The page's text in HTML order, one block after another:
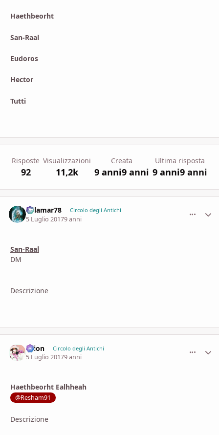
Haethbeorht
San-Raal
Eudoros
Hector
Tutti
Risposte
92
Visualizzazioni
11,2k
Creata
9 anni9 anni
Ultima risposta
9 anni9 anni
dalamar78 Circolo degli Antichi
5 Luglio 20179 anni
San-Raal
DM
Descrizione
Psion Circolo degli Antichi
5 Luglio 20179 anni
Haethbeorht Ealhheah
@Resham91
Descrizione